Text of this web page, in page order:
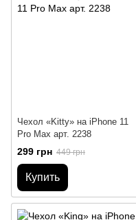
Чехол «Kitty» на iPhone 11
Pro Max арт. 2238
299 грн 449 грн
Купить